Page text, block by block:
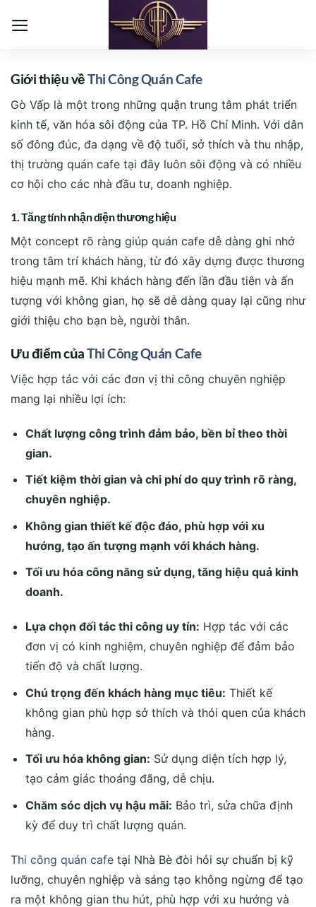
qua
Giới thiệu vềThi Công Quán Cafe
Gò Vấp là một trong những quận trung tâm phát triển
kinh tế, văn hóa sôi động của TP. Hồ Chí Minh. Với dân
số đông đúc, đa dạng về độ tuổi, sở thích và thu nhập,
thị trường quán cafe tại đây luôn sôi động và có nhiều
cơ hội cho các nhà đầu tư, doanh nghiệp.
1. Tăng tính nhận diện thương hiệu
Một concept rõ ràng giúp quán cafe dễ dàng ghi nhớ
trong tâm trí khách hàng, từ đó xây dựng được thương
hiệu mạnh mẽ. Khi khách hàng đến lần đầu tiên và ấn
tượng với không gian, họ sẽ dễ dàng quay lại cũng như
giới thiệu cho bạn bè, người thân.
Ưu điểm củaThi Công Quán Cafe
Việc hợp tác với các đơn vị thi công chuyên nghiệp
mang lại nhiều lợi ích:
Chất lượng công trình đảm bảo, bền bỉ theo thời
gian.
Tiết kiệm thời gian và chi phí do quy trình rõ ràng,
chuyên nghiệp.
Không gian thiết kế độc đáo, phù hợp với xu
hướng, tạo ấn tượng mạnh với khách hàng.
Tối ưu hóa công năng sử dụng, tăng hiệu quả kinh
doanh.
Lựa chọn đối tác thi công uy tín: Hợp tác với các
đơn vị có kinh nghiệm, chuyên nghiệp để đảm bảo
tiến độ và chất lượng.
Chú trọng đến khách hàng mục tiêu: Thiết kế
không gian phù hợp sở thích và thói quen của khách
hàng.
Tối ưu hóa không gian: Sử dụng diện tích hợp lý,
tạo cảm giác thoáng đãng, dễ chịu.
Chăm sóc dịch vụ hậu mãi: Bảo trì, sửa chữa định
kỳ để duy trì chất lượng quán.
Thi công quán cafe tại Nhà Bè đòi hỏi sự chuẩn bị kỹ
lưỡng, chuyên nghiệp và sáng tạo không ngừng để tạo
ra một không gian thu hút, phù hợp với xu hướng và